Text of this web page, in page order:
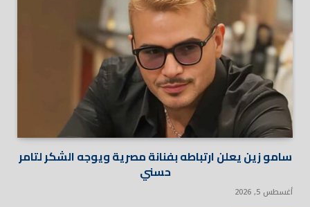
سامو زين يعلن ارتباطه بفنانة مصرية ويوجه الشكر لتامر
حسني
أغسطس 5, 2026